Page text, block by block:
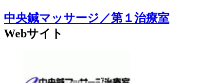
中央鍼マッサージ／第１治療室
Webサイト